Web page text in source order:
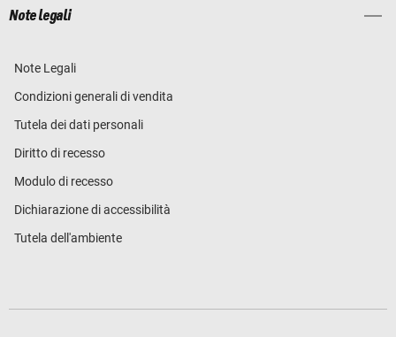
Note legali
Note Legali
Condizioni generali di vendita
Tutela dei dati personali
Diritto di recesso
Modulo di recesso
Dichiarazione di accessibilità
Tutela dell'ambiente